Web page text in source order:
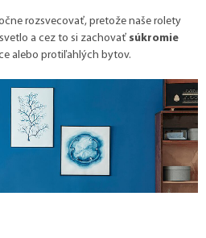
rozsvecovať, pretože naše rolety
a cez to si zachovať súkromie
alebo protiľahlých bytov.